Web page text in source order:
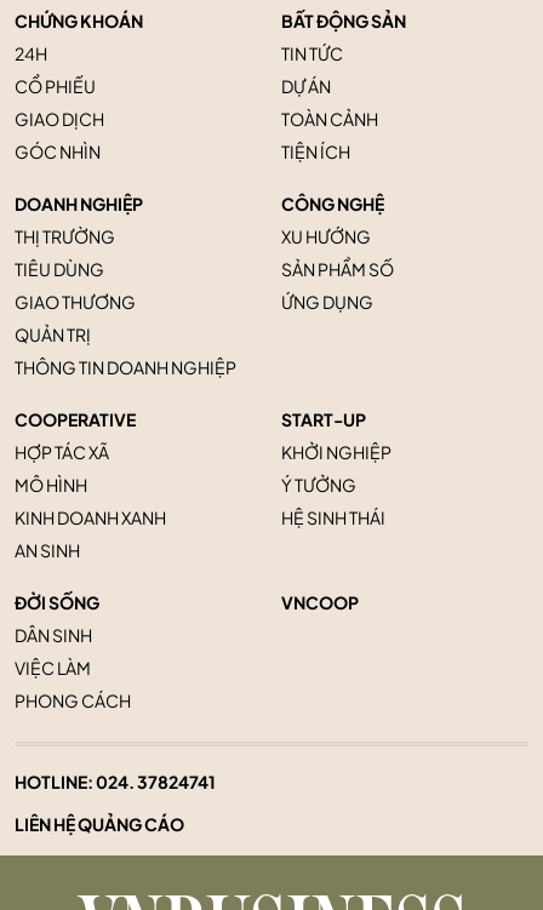
CHỨNG KHOÁN
24H
CỔ PHIẾU
GIAO DỊCH
GÓC NHÌN
BẤT ĐỘNG SẢN
TIN TỨC
DỰ ÁN
TOÀN CẢNH
TIỆN ÍCH
DOANH NGHIỆP
THỊ TRƯỜNG
TIÊU DÙNG
GIAO THƯƠNG
QUẢN TRỊ
THÔNG TIN DOANH NGHIỆP
CÔNG NGHỆ
XU HƯỚNG
SẢN PHẨM SỐ
ỨNG DỤNG
COOPERATIVE
HỢP TÁC XÃ
MÔ HÌNH
KINH DOANH XANH
AN SINH
START-UP
KHỞI NGHIỆP
Ý TƯỞNG
HỆ SINH THÁI
ĐỜI SỐNG
DÂN SINH
VIỆC LÀM
PHONG CÁCH
VNCOOP
HOTLINE:024. 37824741
LIÊN HỆ QUẢNG CÁO